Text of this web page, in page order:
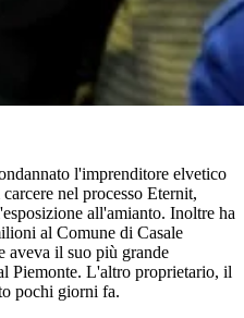
l'imprenditore elvetico
nel processo Eternit,
all'amianto. Inoltre ha
al Comune di Casale
aveva il suo più grande
Piemonte. L'altro proprietario, il
pochi giorni fa.